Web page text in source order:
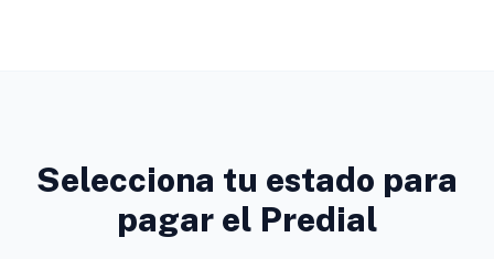
Selecciona tu estado para
pagar el Predial